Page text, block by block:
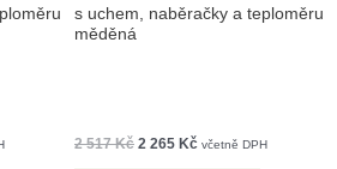
s uchem, naběračky a teploměru
měděná
2 517Kč 2 265 Kč včetně DPH